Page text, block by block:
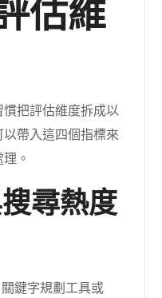
估維
把評估維度拆成以
帶入這四個指標來
。
尋熱度
鍵字規劃工具或